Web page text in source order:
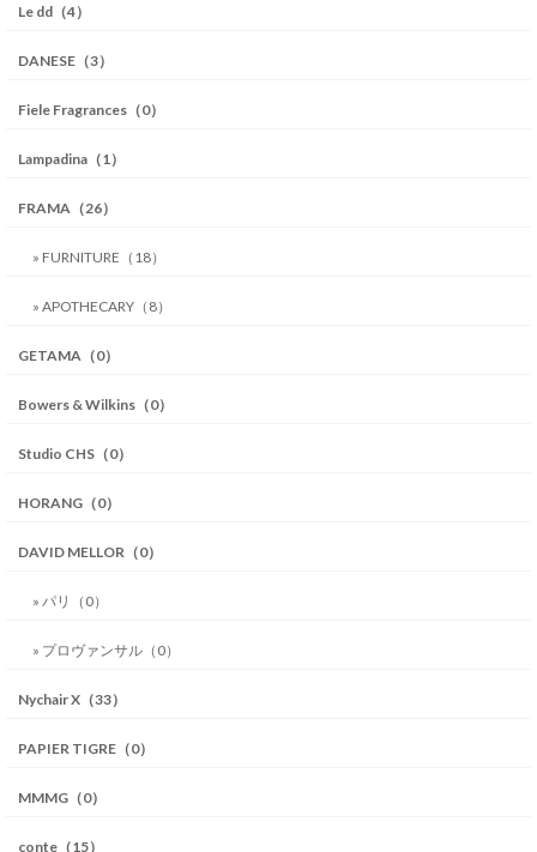
Le dd（4）
DANESE（3）
Fiele Fragrances（0）
Lampadina（1）
FRAMA（26）
» FURNITURE（18）
» APOTHECARY（8）
GETAMA（0）
Bowers & Wilkins（0）
Studio CHS（0）
HORANG（0）
DAVID MELLOR（0）
» パリ（0）
» プロヴァンサル（0）
Nychair X（33）
PAPIER TIGRE（0）
MMMG（0）
conte（15）